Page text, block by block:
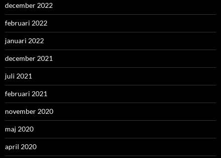
december 2022
februari 2022
januari 2022
december 2021
juli 2021
februari 2021
november 2020
maj 2020
april 2020